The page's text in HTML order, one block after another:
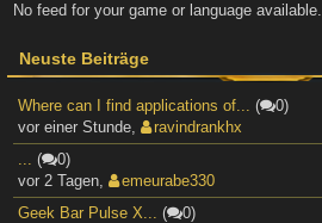
No feed for your game or language available.
Neuste Beiträge
Where can I find applications of... (
0)
vor einer Stunde,
ravindrankhx
... (
0)
vor 2 Tagen,
emeurabe330
Geek Bar Pulse X... (
0)